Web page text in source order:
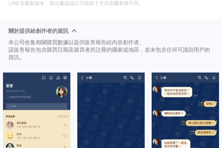
LINE非最新版本，部分畫面設計可能與下方示意圖有所不同。
關於提供給創作者的資訊
本公司收集相關購買數據以提供販售報告給內容創作者。
該販售報告包含購買日期及購買者所註冊的國家或地區，並未包含任何可識別用戶的
資訊。